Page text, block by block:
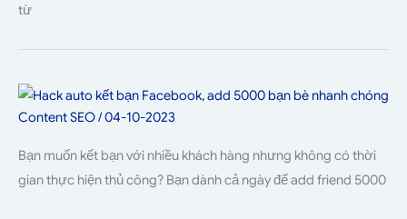
từ
Content SEO/04-10-2023
Bạn muốn kết bạn với nhiều khách hàng nhưng không có thời
gian thực hiện thủ công? Bạn dành cả ngày để add friend 5000